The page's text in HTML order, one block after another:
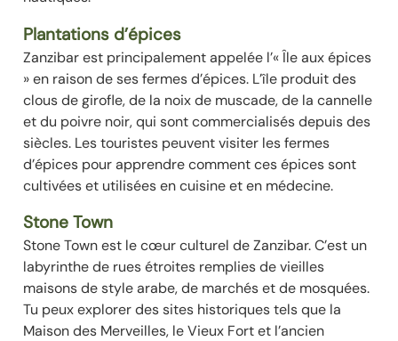
Plantations d’épices
Zanzibar est principalement appelée l’« Île aux épices
» en raison de ses fermes d’épices. L’île produit des
clous de girofle, de la noix de muscade, de la cannelle
et du poivre noir, qui sont commercialisés depuis des
siècles. Les touristes peuvent visiter les fermes
d’épices pour apprendre comment ces épices sont
cultivées et utilisées en cuisine et en médecine.
Stone Town
Stone Town est le cœur culturel de Zanzibar. C’est un
labyrinthe de rues étroites remplies de vieilles
maisons de style arabe, de marchés et de mosquées.
Tu peux explorer des sites historiques tels que la
Maison des Merveilles, le Vieux Fort et l’ancien